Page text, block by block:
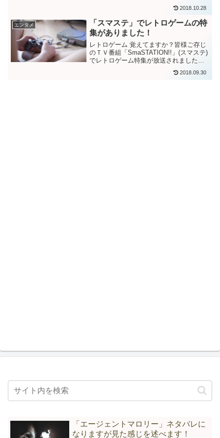
より月曜日から金曜日まで再放送されて
おります。正直、私はこのドラマの存在
を知りません...
2018.10.28
エンタメ
「スマステ」でレトロゲームの特
集がありました！
レトロゲーム 覚えてますか？皆様ご存じ
のＴＶ番組「SmaSTATION!!」(スマステ)
でレトロゲーム特集が放送されました。
さまざまなゲームが紹介されましたが私
がやったことがあるゲームややったこと
2018.09.30
「エージェントマロリー」ネタバレに
なりますが見た感じを述べます！